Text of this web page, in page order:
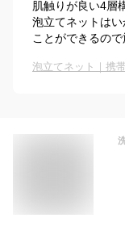
肌触りが良い4層
泡立てネットは
ことができるの